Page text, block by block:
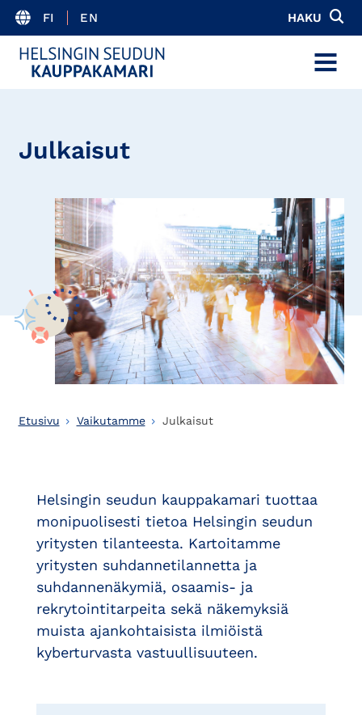
FI EN HAKU
MENU
Julkaisut
Etusivu Vaikutamme Julkaisut
Helsingin seudun kauppakamari tuottaa
monipuolisesti tietoa Helsingin seudun
yritysten tilanteesta. Kartoitamme
yritysten suhdannetilannetta ja
suhdannenäkymiä, osaamis- ja
rekrytointitarpeita sekä näkemyksiä
muista ajankohtaisista ilmiöistä
kyberturvasta vastuullisuuteen.